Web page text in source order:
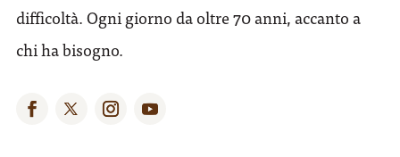
difficoltà. Ogni giorno da oltre 70 anni, accanto a
chi ha bisogno.